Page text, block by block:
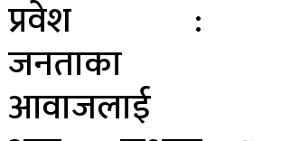
प्रवेश :
जनताका
आवाजलाई